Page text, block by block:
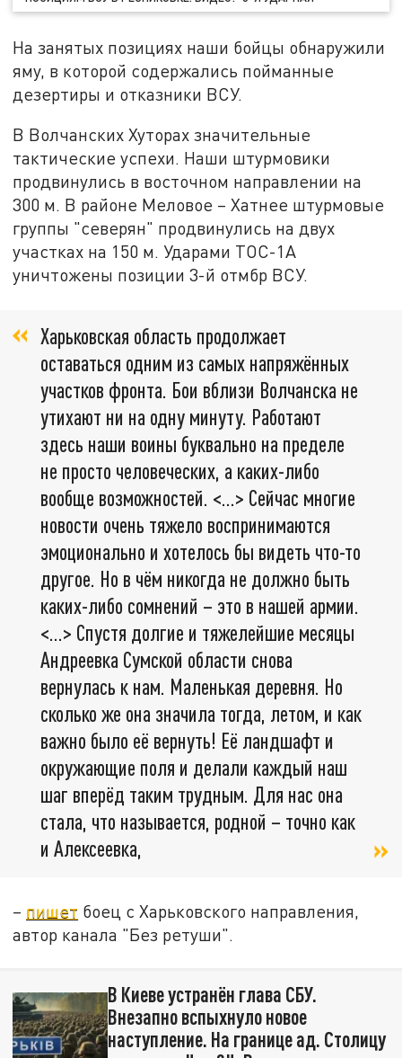
На занятых позициях наши бойцы обнаружили
яму, в которой содержались пойманные
дезертиры и отказники ВСУ.
В Волчанских Хуторах значительные
тактические успехи. Наши штурмовики
продвинулись в восточном направлении на
300 м. В районе Меловое – Хатнее штурмовые
группы "северян" продвинулись на двух
участках на 150 м. Ударами ТОС-1А
уничтожены позиции 3-й отмбр ВСУ.
Харьковская область продолжает
оставаться одним из самых напряжённых
участков фронта. Бои вблизи Волчанска не
утихают ни на одну минуту. Работают
здесь наши воины буквально на пределе
не просто человеческих, а каких-либо
вообще возможностей. <…> Сейчас многие
новости очень тяжело воспринимаются
эмоционально и хотелось бы видеть что-то
другое. Но в чём никогда не должно быть
каких-либо сомнений – это в нашей армии.
<…> Спустя долгие и тяжелейшие месяцы
Андреевка Сумской области снова
вернулась к нам. Маленькая деревня. Но
сколько же она значила тогда, летом, и как
важно было её вернуть! Её ландшафт и
окружающие поля и делали каждый наш
шаг вперёд таким трудным. Для нас она
стала, что называется, родной – точно как
и Алексеевка,
– пишет боец с Харьковского направления,
автор канала "Без ретуши".
В Киеве устранён глава СБУ.
Внезапно вспыхнуло новое
наступление. На границе ад. Столицу